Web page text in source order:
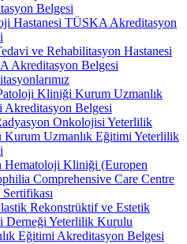
Belgesi
Hastanesi TÜSKA Akreditasyon
ve Rehabilitasyon Hastanesi
Akreditasyon Belgesi
Kliniği Kurum Uzmanlık
Akreditasyon Belgesi
Onkolojisi Yeterlilik
Kurum Uzmanlık Eğitimi Yeterlilik
Hematoloji Kliniği (Europen
Comprehensive Care Centre
Rekonstrüktif ve Estetik
Derneği Yeterlilik Kurulu
Eğitimi Akreditasyon Belgesi